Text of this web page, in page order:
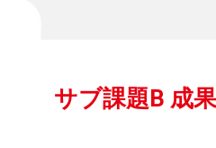
サブ課題B 成